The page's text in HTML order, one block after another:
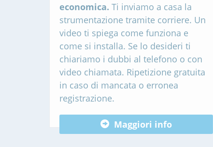
economica. Ti inviamo a casa la
strumentazione tramite corriere. Un
video ti spiega come funziona e
come si installa. Se lo desideri ti
chiariamo i dubbi al telefono o con
video chiamata. Ripetizione gratuita
in caso di mancata o erronea
registrazione.
Maggiori info